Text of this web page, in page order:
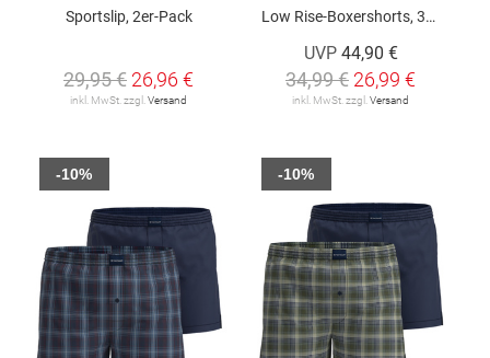
Sportslip, 2er-Pack
29,95 € 26,96 €
inkl. MwSt. zzgl. Versand
Low Rise-Boxershorts, 3er-Pack
UVP 44,90 €
34,99 € 26,99 €
inkl. MwSt. zzgl. Versand
-10% -10%